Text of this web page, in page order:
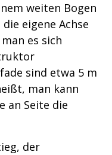
weiten Bogen
eigene Achse
es sich
sind etwa 5 m
man kann
an Seite die
der